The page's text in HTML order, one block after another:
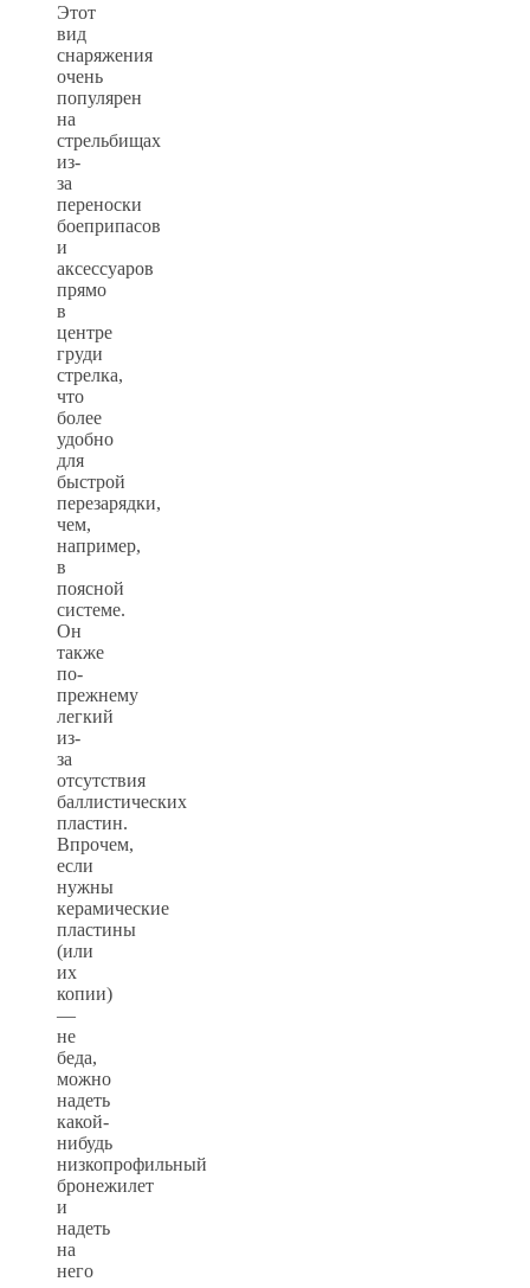
Этот
вид
снаряжения
очень
популярен
на
стрельбищах
из-
за
переноски
боеприпасов
и
аксессуаров
прямо
в
центре
груди
стрелка,
что
более
удобно
для
быстрой
перезарядки,
чем,
например,
в
поясной
системе.
Он
также
по-
прежнему
легкий
из-
за
отсутствия
баллистических
пластин.
Впрочем,
если
нужны
керамические
пластины
(или
их
копии)
—
не
беда,
можно
надеть
какой-
нибудь
низкопрофильный
бронежилет
и
надеть
на
него